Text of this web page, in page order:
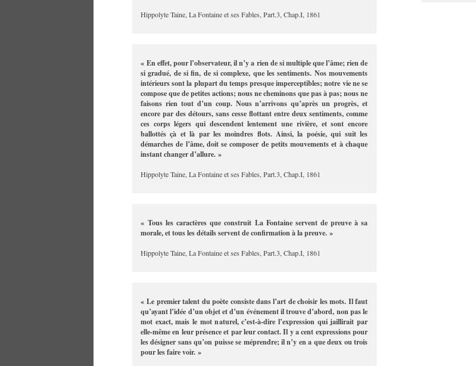
Hippolyte Taine, La Fontaine et ses Fables, Part.3, Chap.I, 1861
« En effet, pour l’observateur, il n’y a rien de si multiple que l’âme; rien de
si gradué, de si fin, de si complexe, que les sentiments. Nos mouvements
intérieurs sont la plupart du temps presque imperceptibles; notre vie ne se
compose que de petites actions; nous ne cheminons que pas à pas; nous ne
faisons rien tout d’un coup. Nous n’arrivons qu’après un progrès, et
encore par des détours, sans cesse flottant entre deux sentiments, comme
ces corps légers qui descendent lentement une rivière, et sont encore
ballottés çà et là par les moindres flots. Ainsi, la poésie, qui suit les
démarches de l’âme, doit se composer de petits mouvements et à chaque
instant changer d’allure. »
Hippolyte Taine, La Fontaine et ses Fables, Part.3, Chap.I, 1861
« Tous les caractères que construit La Fontaine servent de preuve à sa
morale, et tous les détails servent de confirmation à la preuve. »
Hippolyte Taine, La Fontaine et ses Fables, Part.3, Chap.I, 1861
« Le premier talent du poète consiste dans l’art de choisir les mots. Il faut
qu’ayant l’idée d’un objet et d’un événement il trouve d’abord, non pas le
mot exact, mais le mot naturel, c’est-à-dire l’expression qui jaillirait par
elle-même en leur présence et par leur contact. Il y a cent expressions pour
les désigner sans qu’on puisse se méprendre; il n’y en a que deux ou trois
pour les faire voir. »